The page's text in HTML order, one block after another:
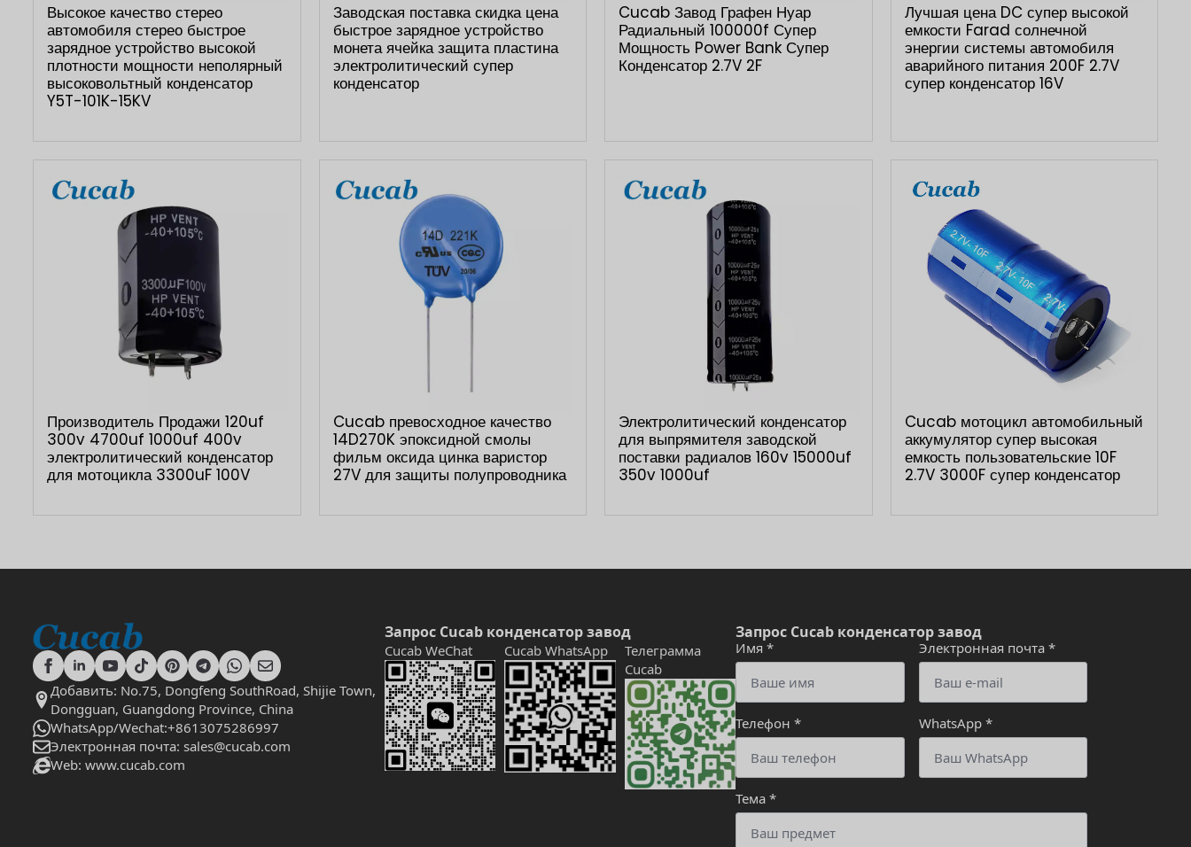
Высокое качество стерео
автомобиля стерео быстрое
зарядное устройство высокой
плотности мощности неполярный
высоковольтный конденсатор
Y5T-101K-15KV
Заводская поставка скидка цена
быстрое зарядное устройство
монета ячейка защита пластина
электролитический супер
конденсатор
Cucab Завод Графен Нуар
Радиальный 100000f Супер
Мощность Power Bank Супер
Конденсатор 2.7V 2F
Лучшая цена DC супер высокой
емкости Farad солнечной
энергии системы автомобиля
аварийного питания 200F 2.7V
супер конденсатор 16V
Производитель Продажи 120uf
300v 4700uf 1000uf 400v
электролитический конденсатор
для мотоцикла 3300uF 100V
Cucab превосходное качество
14D270K эпоксидной смолы
фильм оксида цинка варистор
27V для защиты полупроводника
Электролитический конденсатор
для выпрямителя заводской
поставки радиалов 160v 15000uf
350v 1000uf
Cucab мотоцикл автомобильный
аккумулятор супер высокая
емкость пользовательские 10F
2.7V 3000F супер конденсатор
Добавить: No.75, Dongfeng SouthRoad, Shijie Town,
Dongguan, Guangdong Province, China
WhatsApp/Wechat:+8613075286997
Электронная почта: sales@cucab.com
Web: www.cucab.com
Запрос Cucab конденсатор завод
Cucab WeChat Cucab WhatsApp
Телеграмма
Cucab
Запрос Cucab конденсатор завод
Имя * Электронная почта *
Телефон * WhatsApp *
Тема *